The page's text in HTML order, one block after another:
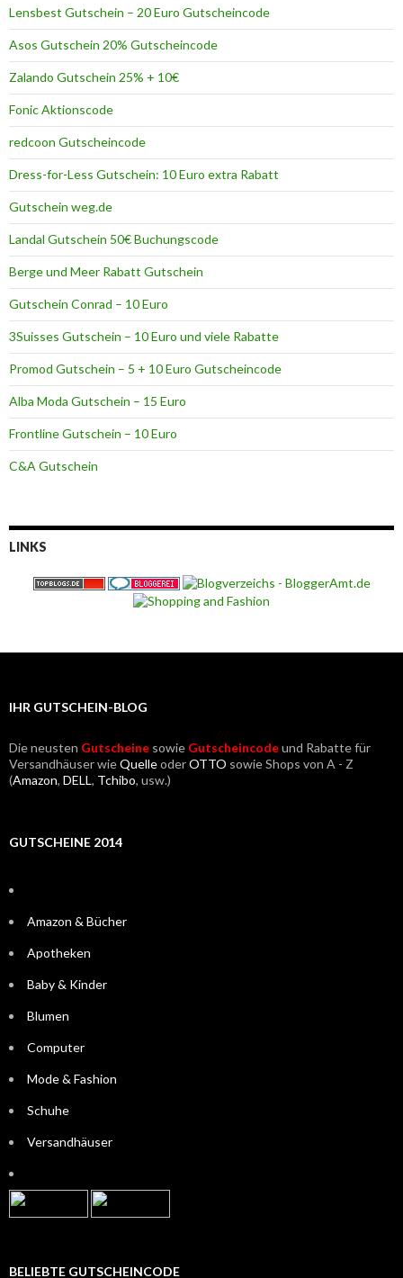
t
t
A
n
b
i
e
t
e
r
Lensbest Gutschein – 20 Euro Gutscheincode
Asos Gutschein 20% Gutscheincode
Zalando Gutschein 25% + 10€
Fonic Aktionscode
redcoon Gutscheincode
Dress-for-Less Gutschein: 10 Euro extra Rabatt
Gutschein weg.de
Landal Gutschein 50€ Buchungscode
Berge und Meer Rabatt Gutschein
Gutschein Conrad – 10 Euro
3Suisses Gutschein – 10 Euro und viele Rabatte
Promod Gutschein – 5 + 10 Euro Gutscheincode
Alba Moda Gutschein – 15 Euro
Frontline Gutschein – 10 Euro
C&A Gutschein
LINKS
IHR GUTSCHEIN-BLOG
Die neusten Gutscheine sowie Gutscheincodeund Rabatte für
Versandhäuser wieQuelleoderOTTO sowie Shops von A - Z
(Amazon, DELL, Tchibo, usw.)
GUTSCHEINE 2014
Amazon & Bücher
Apotheken
Baby & Kinder
Blumen
Computer
Mode & Fashion
Schuhe
Versandhäuser
BELIEBTE GUTSCHEINCODE